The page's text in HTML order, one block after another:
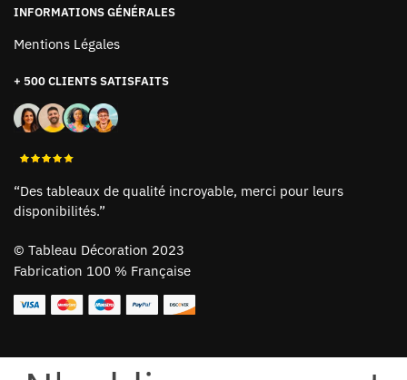
INFORMATIONS GÉNÉRALES
Mentions Légales
+ 500 CLIENTS SATISFAITS
“Des tableaux de qualité incroyable, merci pour leurs
disponibilités.”
© Tableau Décoration 2023
Fabrication 100 % Française